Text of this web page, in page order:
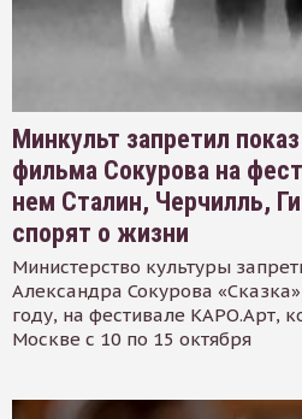
Минкульт запретил
фильма Сокурова на
нем Сталин, Черчилль,
спорят о жизни
Министерство культуры
Александра Сокурова
году, на фестивале КАРО.Арт,
Москве с 10 по 15 октября